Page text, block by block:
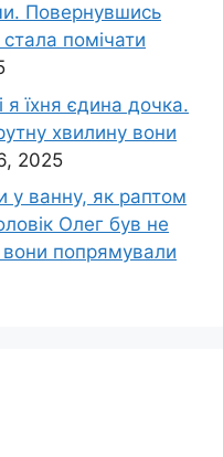
Повернувшись
помічати
їхня єдина дочка.
хвилину вони
2025
у ванну, як раптом
Олег був не
попрямували